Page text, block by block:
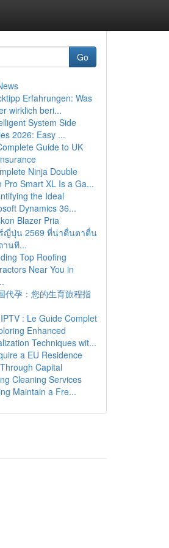
Go
Erfahrungen: Was
wirklich beri...
System Side
2026: Easy ...
Guide to UK
Ninja Double
Pro Smart XL Is a Ga...
the Ideal
Dynamics 36...
Blazer Pria
ญี่ปุ่น 2569 ที่น่าตื่นตาตื่น
านที...
Top Roofing
Near You in
代孕：您的生育旅程指
: Le Guide Complet
Enhanced
Techniques wit...
a EU Residence
Capital
Cleaning Services
Maintain a Fre...